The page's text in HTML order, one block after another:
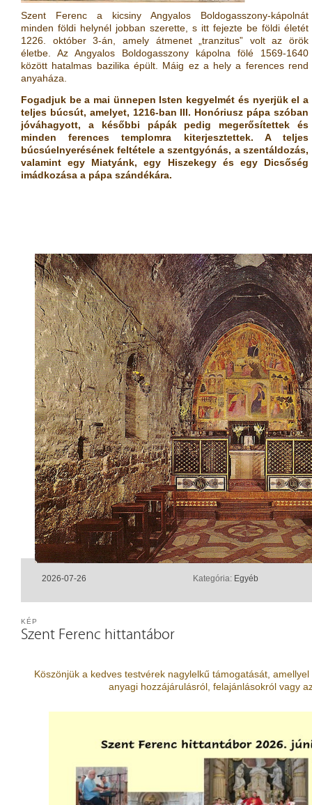
Szent Ferenc a kicsiny Angyalos Boldogasszony-kápolnát
minden földi helynél jobban szerette, s itt fejezte be földi életét
1226. október 3-án, amely átmenet „tranzitus” volt az örök
életbe. Az Angyalos Boldogasszony kápolna fölé 1569-1640
között hatalmas bazilika épült. Máig ez a hely a ferences rend
anyaháza.
Fogadjuk be a mai ünnepen Isten kegyelmét és nyerjük el a
teljes búcsút, amelyet, 1216-ban III. Honóriusz pápa szóban
jóváhagyott, a későbbi pápák pedig megerősítettek és
minden ferences templomra kiterjesztettek. A teljes
búcsúelnyerésének feltétele a szentgyónás, a szentáldozás,
valamint egy Miatyánk, egy Hiszekegy és egy Dicsőség
imádkozása a pápa szándékára.
2026-07-26 Kategória: Egyéb
Szent Ferenc hittantábor
KÉP
Köszönjük a kedves testvérek nagylelkű támogatását,
anyagi hozzájárulásról, felajánlásokról vagy